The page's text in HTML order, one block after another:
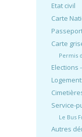
Etat civil
Carte
Carte
Permis
Elections
Service-
Le Bus
Autres